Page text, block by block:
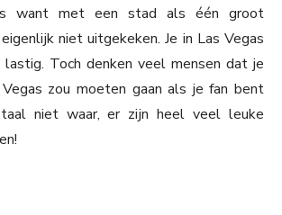
want met een stad als één groot
niet uitgekeken. Je in Las Vegas
Toch denken veel mensen dat je
zou moeten gaan als je fan bent
niet waar, er zijn heel veel leuke